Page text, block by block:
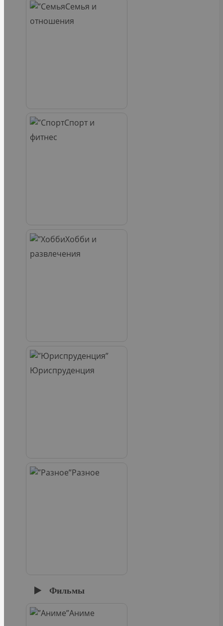
Семья и
отношения
Спорт и
фитнес
Хобби и
развлечения
Юриспруденция
Разное
Фильмы
Аниме